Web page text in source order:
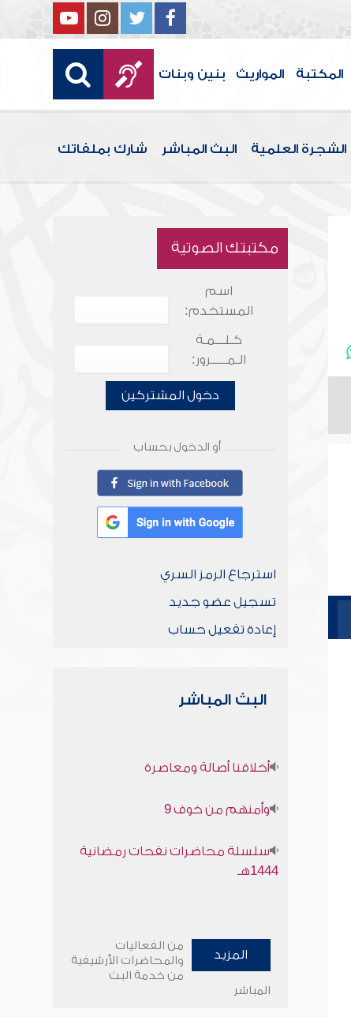
المكتبة المواريث بنين وبنات
الشجرة العلمية البث المباشر شارك بملفاتك
مكتبتك الصوتية
اسم
المستخدم:
كـلـــمـة
الـمـــــرور:
دخول المشتركين
أو الدخول بحساب
استرجاع الرمز السري
تسجيل عضو جديد
إعادة تفعيل حساب
البث المباشر
أخلاقنا أصالة ومعاصرة
وأمنهم من خوف 9
سلسلة محاضرات نفحات رمضانية
1444هـ
المزيد
من الفعاليات
والمحاضرات الأرشيفية
من خدمة البث
المباشر